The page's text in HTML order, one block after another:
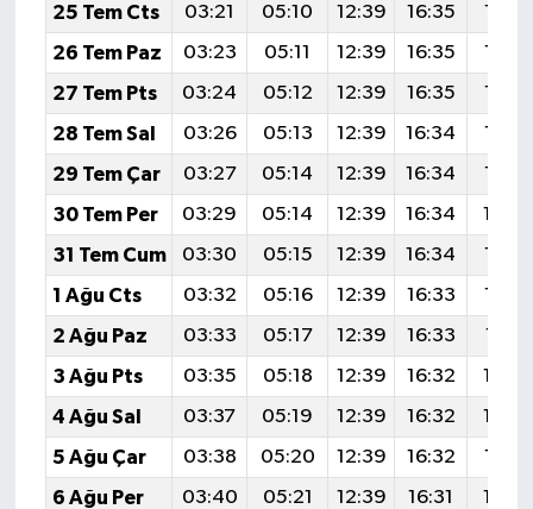
25 Tem Cts
03:21 05:10 12:39 16:35
19:58
26 Tem Paz
03:23 05:11 12:39 16:35
19:58
27 Tem Pts
03:24 05:12 12:39 16:35
19:57
28 Tem Sal
03:26 05:13 12:39 16:34
19:56
29 Tem Çar
03:27 05:14 12:39 16:34
19:55
30 Tem Per
03:29 05:14 12:39 16:34
31 Tem Cum
03:30 05:15 12:39 16:34
19:53
1 Ağu Cts
03:32 05:16 12:39 16:33
19:52
2 Ağu Paz
03:33 05:17 12:39 16:33
19:51
3 Ağu Pts
03:35 05:18 12:39 16:32
4 Ağu Sal
03:37 05:19 12:39 16:32
5 Ağu Çar
03:38 05:20 12:39 16:32
19:47
6 Ağu Per
03:40 05:21 12:39 16:31